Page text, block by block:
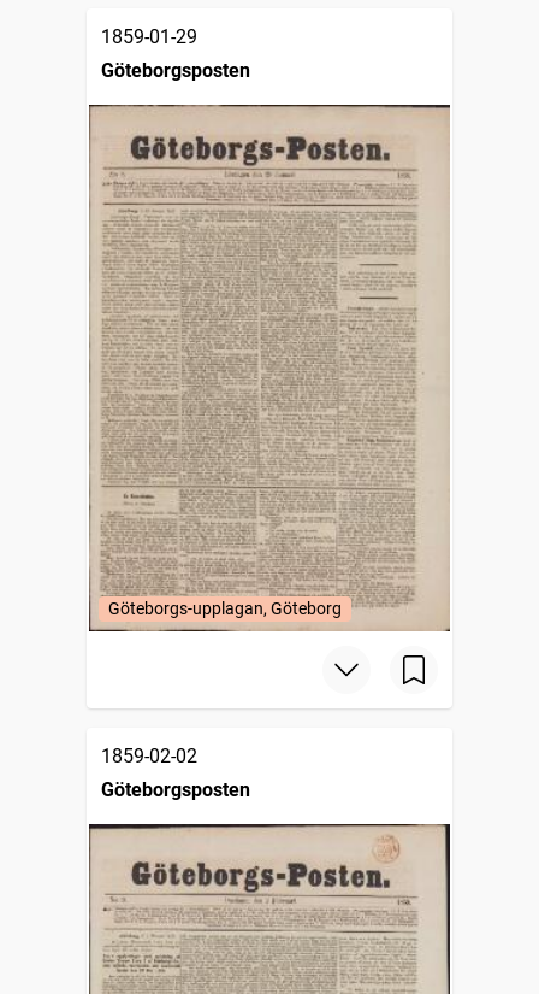
1859-01-29
Göteborgsposten
Göteborgs-upplagan, Göteborg
1859-02-02
Göteborgsposten